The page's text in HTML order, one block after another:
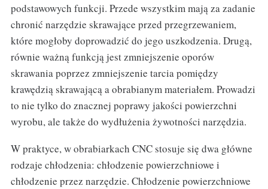
podstawowych funkcji. Przede wszystkim mają za zadanie
chronić narzędzie skrawające przed przegrzewaniem,
które mogłoby doprowadzić do jego uszkodzenia. Drugą,
równie ważną funkcją jest zmniejszenie oporów
skrawania poprzez zmniejszenie tarcia pomiędzy
krawędzią skrawającą a obrabianym materiałem. Prowadzi
to nie tylko do znacznej poprawy jakości powierzchni
wyrobu, ale także do wydłużenia żywotności narzędzia.
W praktyce, w obrabiarkach CNC stosuje się dwa główne
rodzaje chłodzenia: chłodzenie powierzchniowe i
chłodzenie przez narzędzie. Chłodzenie powierzchniowe